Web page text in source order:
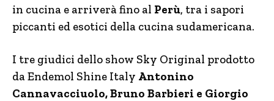
in cucina e arriverà fino al Perù, tra i sapori
piccanti ed esotici della cucina sudamericana.
I tre giudici dello show Sky Original prodotto
da Endemol Shine Italy Antonino
Cannavacciuolo, Bruno Barbieri e Giorgio